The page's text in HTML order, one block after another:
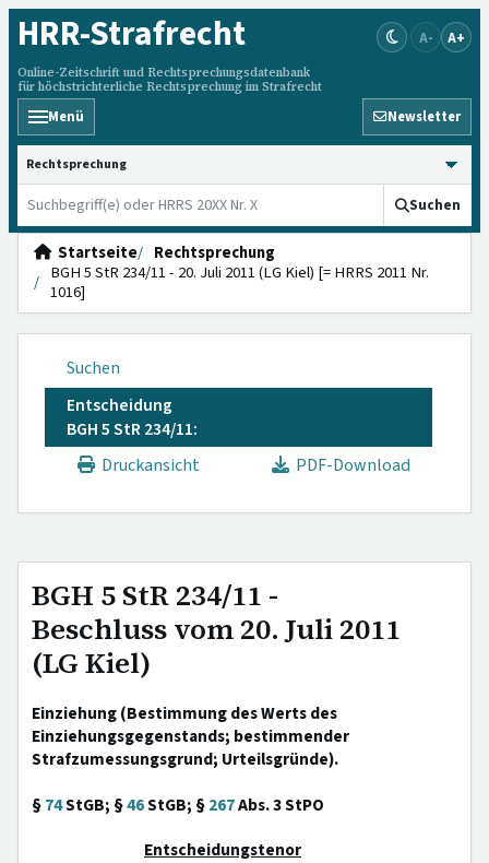
HRR-Strafrecht
Online-Zeitschrift und Rechtsprechungsdatenbank
für höchstrichterliche Rechtsprechung im Strafrecht
A- A+
Menü Newsletter
HRRS durchsuchen
Suchen
Startseite
Rechtsprechung
BGH 5 StR 234/11 - 20. Juli 2011 (LG Kiel) [= HRRS 2011 Nr.
1016]
Suchen
Entscheidung
BGH 5 StR 234/11:
Druckansicht
PDF-Download
BGH 5 StR 234/11 -
Beschluss vom 20. Juli 2011
(LG Kiel)
Einziehung (Bestimmung des Werts des
Einziehungsgegenstands; bestimmender
Strafzumessungsgrund; Urteilsgründe).
§74StGB; §46StGB; §267Abs. 3 StPO
Entscheidungstenor